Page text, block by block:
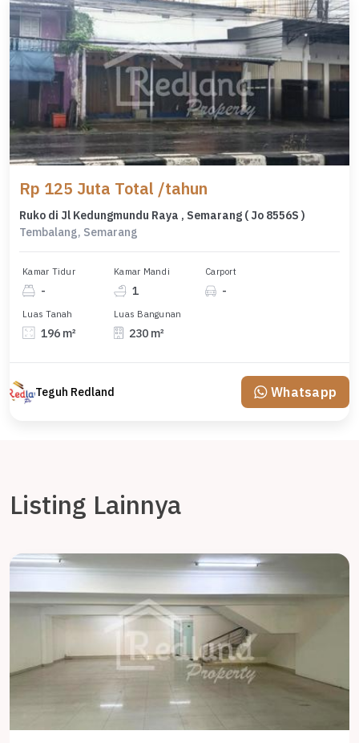
Rp 125 Juta Total /tahun
Ruko di Jl Kedungmundu Raya , Semarang ( Jo 8556S )
Tembalang, Semarang
Kamar Tidur
-
Kamar Mandi
1
Carport
-
Luas Tanah
196 m²
Luas Bangunan
230 m²
Teguh Redland Whatsapp
Listing Lainnya